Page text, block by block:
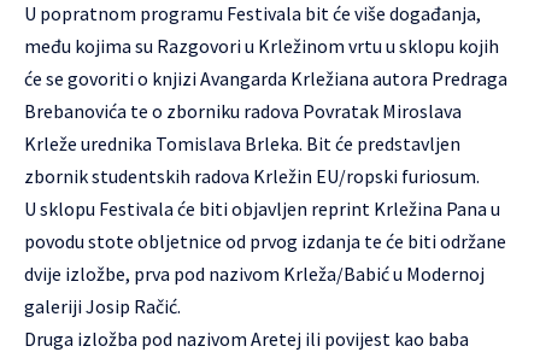
U popratnom programu Festivala bit će više događanja,
među kojima su Razgovori u Krležinom vrtu u sklopu kojih
će se govoriti o knjizi Avangarda Krležiana autora Predraga
Brebanovića te o zborniku radova Povratak Miroslava
Krleže urednika Tomislava Brleka. Bit će predstavljen
zbornik studentskih radova Krležin EU/ropski furiosum.
U sklopu Festivala će biti objavljen reprint Krležina Pana u
povodu stote obljetnice od prvog izdanja te će biti održane
dvije izložbe, prva pod nazivom Krleža/Babić u Modernoj
galeriji Josip Račić.
Druga izložba pod nazivom Aretej ili povijest kao baba